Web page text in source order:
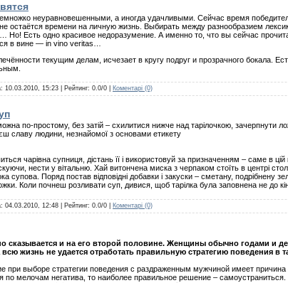
неуравновешенными, а иногда удачливыми. Сейчас время
остаётся времени на личную жизнь. Выбирать между разнообразием
Но! Есть одно красивое недоразумение. А именно то, что вы сейчас
в вине — in vino veritas…
текущим делам, исчезает в кругу подруг и прозрачного бокала.
10.03.2010, 15:23 | Рейтинг: 0.0/0 | Коментарі (0)
по-простому, без затій – схилитися нижче над тарілочкою, зачерпнути
славу людини, незнайомої з основами етикету
чарівна супниця, дістань її і використовуй за призначенням – саме в
нести у вітальню. Хай витончена миска з черпаком стоїть в центрі
супова. Поряд постав відповідні добавки і закуски – сметану, подрібнену
Коли почнеш розливати суп, дивися, щоб тарілка була заповнена не до
04.03.2010, 12:48 | Рейтинг: 0.0/0 | Коментарі (0)
сказывается и на его второй половине. Женщины обычно годами и
жизнь не удается отработать правильную стратегию поведения в
при выборе стратегии поведения с раздраженным мужчиной имеет причина
по мелочам негатива, то наиболее правильное решение –